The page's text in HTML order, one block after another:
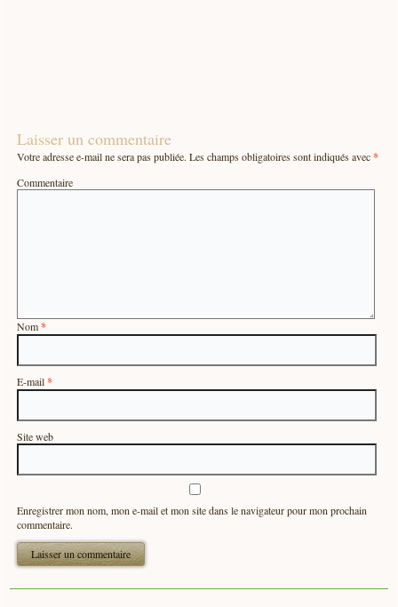
Laisser un commentaire
Votre adresse e-mail ne sera pas publiée. Les champs obligatoires sont indiqués avec*
Commentaire
Nom*
E-mail*
Site web
Enregistrer mon nom, mon e-mail et mon site dans le navigateur pour mon prochain
commentaire.